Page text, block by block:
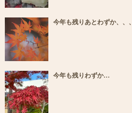
今年も残りあとわずか、、、
今年も残りわずか…